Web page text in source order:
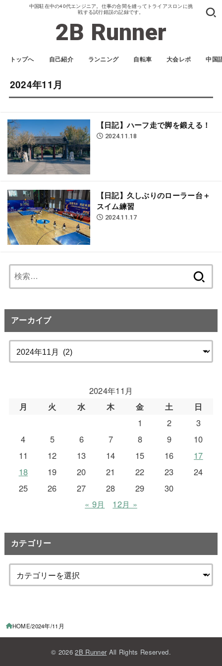
中国駐在中の40代エンジニア。仕事の合間を縫ってトライアスロンに挑
戦する試行錯誤の記録です。
2B Runner
トップへ 自己紹介 ランニング 自転車 大会レポ 中国
2024年11月
【日記】ハーフ走で脚を鍛える！
2024.11.18
【日記】久しぶりのローラー台＋
スイム練習
2024.11.17
索:
アーカイブ
2024年11月
月
火 水 木 金 土
日
1
2
3
4
5 6 7 8 9
10
11
12 13 14 15 16
17
18
19 20 21 22 23
24
25
26 27 28 29
30
« 9月
12月 »
カテゴリー
HOME 2024年 11月
© 20262B RunnerAll Rights Reserved.